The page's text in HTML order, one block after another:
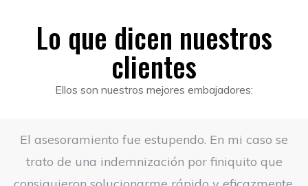
Lo que dicen nuestros
clientes
Ellos son nuestros mejores embajadores:
El asesoramiento fue estupendo. En mi caso se
trato de una indemnización por finiquito que